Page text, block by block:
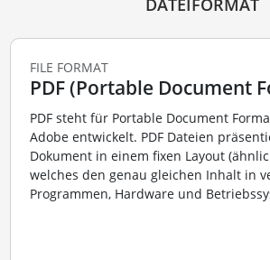
DATEIFORMAT
FILE FORMAT
PDF (Portable Document
PDF steht für Portable Document
Adobe entwickelt. PDF Dateien
Dokument in einem fixen Layout
welches den genau gleichen Inhalt in
Programmen, Hardware und